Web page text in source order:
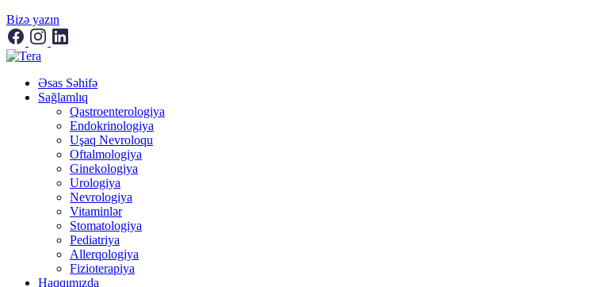
Bizə yazın
Əsas Səhifə
Sağlamlıq
Qastroenterologiya
Endokrinologiya
Uşaq Nevroloqu
Oftalmologiya
Ginekologiya
Urologiya
Nevrologiya
Vitaminlər
Stomatologiya
Pediatriya
Allerqologiya
Fizioterapiya
Haqqımızda